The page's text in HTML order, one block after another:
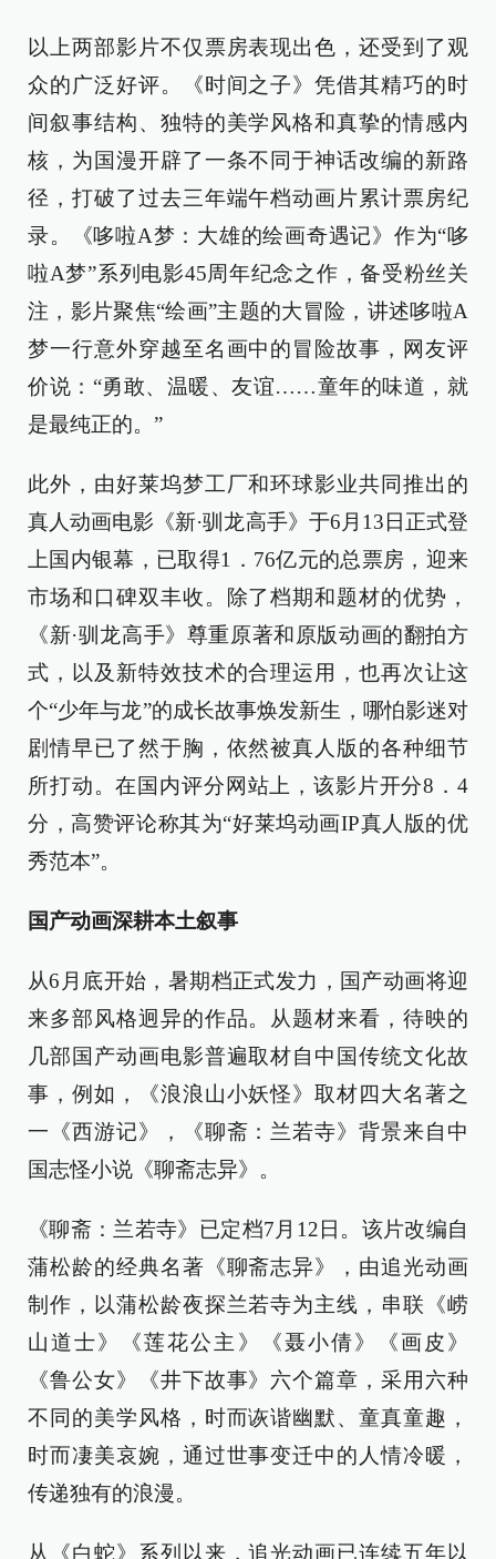
以上两部影片不仅票房表现出色，还受到了观
众的广泛好评。《时间之子》凭借其精巧的时
间叙事结构、独特的美学风格和真挚的情感内
核，为国漫开辟了一条不同于神话改编的新路
径，打破了过去三年端午档动画片累计票房纪
录。《哆啦A梦：大雄的绘画奇遇记》作为“哆
啦A梦”系列电影45周年纪念之作，备受粉丝关
注，影片聚焦“绘画”主题的大冒险，讲述哆啦A
梦一行意外穿越至名画中的冒险故事，网友评
价说：“勇敢、温暖、友谊……童年的味道，就
是最纯正的。”
此外，由好莱坞梦工厂和环球影业共同推出的
真人动画电影《新·驯龙高手》于6月13日正式登
上国内银幕，已取得1．76亿元的总票房，迎来
市场和口碑双丰收。除了档期和题材的优势，
《新·驯龙高手》尊重原著和原版动画的翻拍方
式，以及新特效技术的合理运用，也再次让这
个“少年与龙”的成长故事焕发新生，哪怕影迷对
剧情早已了然于胸，依然被真人版的各种细节
所打动。在国内评分网站上，该影片开分8．4
分，高赞评论称其为“好莱坞动画IP真人版的优
秀范本”。
国产动画深耕本土叙事
从6月底开始，暑期档正式发力，国产动画将迎
来多部风格迥异的作品。从题材来看，待映的
几部国产动画电影普遍取材自中国传统文化故
事，例如，《浪浪山小妖怪》取材四大名著之
一《西游记》，《聊斋：兰若寺》背景来自中
国志怪小说《聊斋志异》。
《聊斋：兰若寺》已定档7月12日。该片改编自
蒲松龄的经典名著《聊斋志异》，由追光动画
制作，以蒲松龄夜探兰若寺为主线，串联《崂
山道士》《莲花公主》《聂小倩》《画皮》
《鲁公女》《井下故事》六个篇章，采用六种
不同的美学风格，时而诙谐幽默、童真童趣，
时而凄美哀婉，通过世事变迁中的人情冷暖，
传递独有的浪漫。
从《白蛇》系列以来，追光动画已连续五年以